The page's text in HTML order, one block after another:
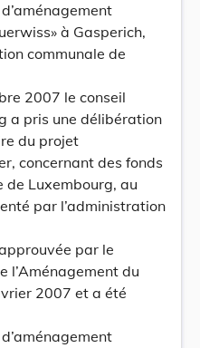
à Gasperich,
communale de
2007 le conseil
a pris une délibération
du projet
concernant des fonds
de Luxembourg, au
par l’administration
par le
l’Aménagement du
2007 et a été